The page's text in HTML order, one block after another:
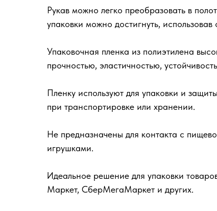
Рукав можно легко преобразовать в
упаковки можно достигнуть,
Упаковочная пленка из полиэтилена
прочностью, эластичностью,
Пленку используют для упаковки и
при транспортировке или хранении.
Не предназначены для контакта с
игрушками.
Идеальное решение для упаковки
Маркет, СберМегаМаркет и других.